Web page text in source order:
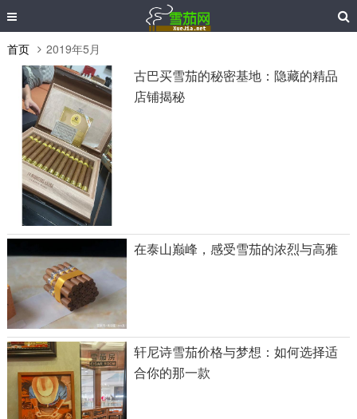
首页 2019年5月
古巴买雪茄的秘密基地：隐藏的精品
店铺揭秘
在泰山巅峰，感受雪茄的浓烈与高雅
轩尼诗雪茄价格与梦想：如何选择适
合你的那一款